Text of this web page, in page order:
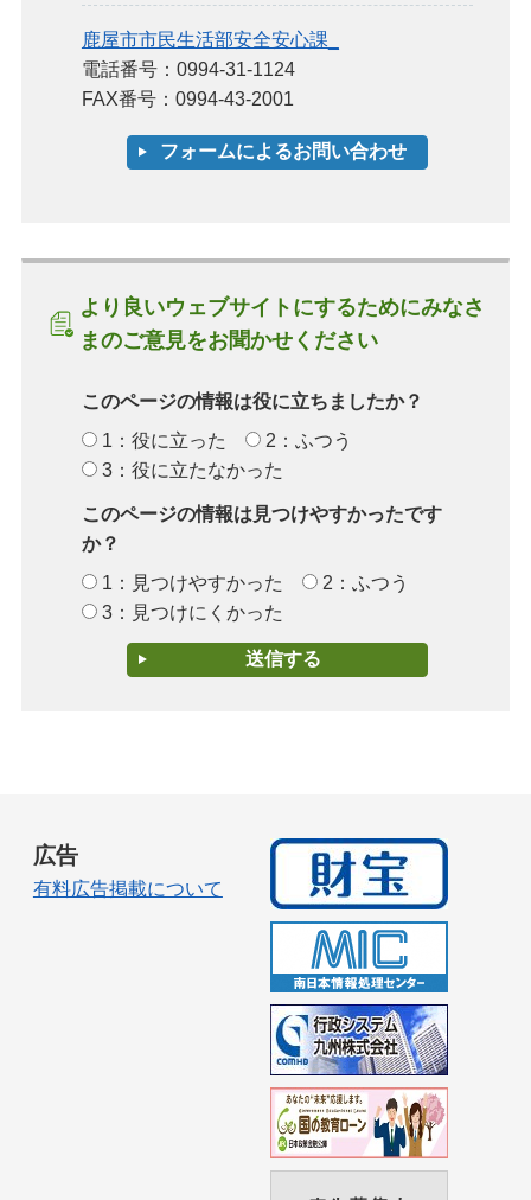
鹿屋市市民生活部安全安心課_
電話番号：0994-31-1124
FAX番号：0994-43-2001
より良いウェブサイトにするためにみなさ
まのご意見をお聞かせください
このページの情報は役に立ちましたか？
1：役に立った
2：ふつう
3：役に立たなかった
このページの情報は見つけやすかったです
か？
1：見つけやすかった
2：ふつう
3：見つけにくかった
広告
有料広告掲載について